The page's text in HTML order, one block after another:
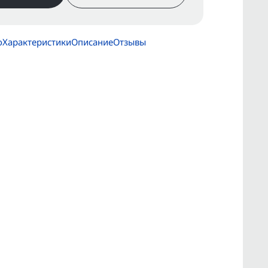
ХарактеристикиОписаниеОтзывы